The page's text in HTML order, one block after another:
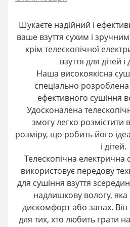
Шукаєте надійний і
ваше взуття сухим і
крім телескопічної
взуття для дітей
Наша високоякісна
спеціально
ефективного сушіння
Удосконалена
змогу легко розмістити
розміру, що робить його
і дітей.
Телескопічна електрична
використовує передову
для сушіння взуття
надлишкову вологу,
дискомфорт або запах. Він
для тих, хто любить грати